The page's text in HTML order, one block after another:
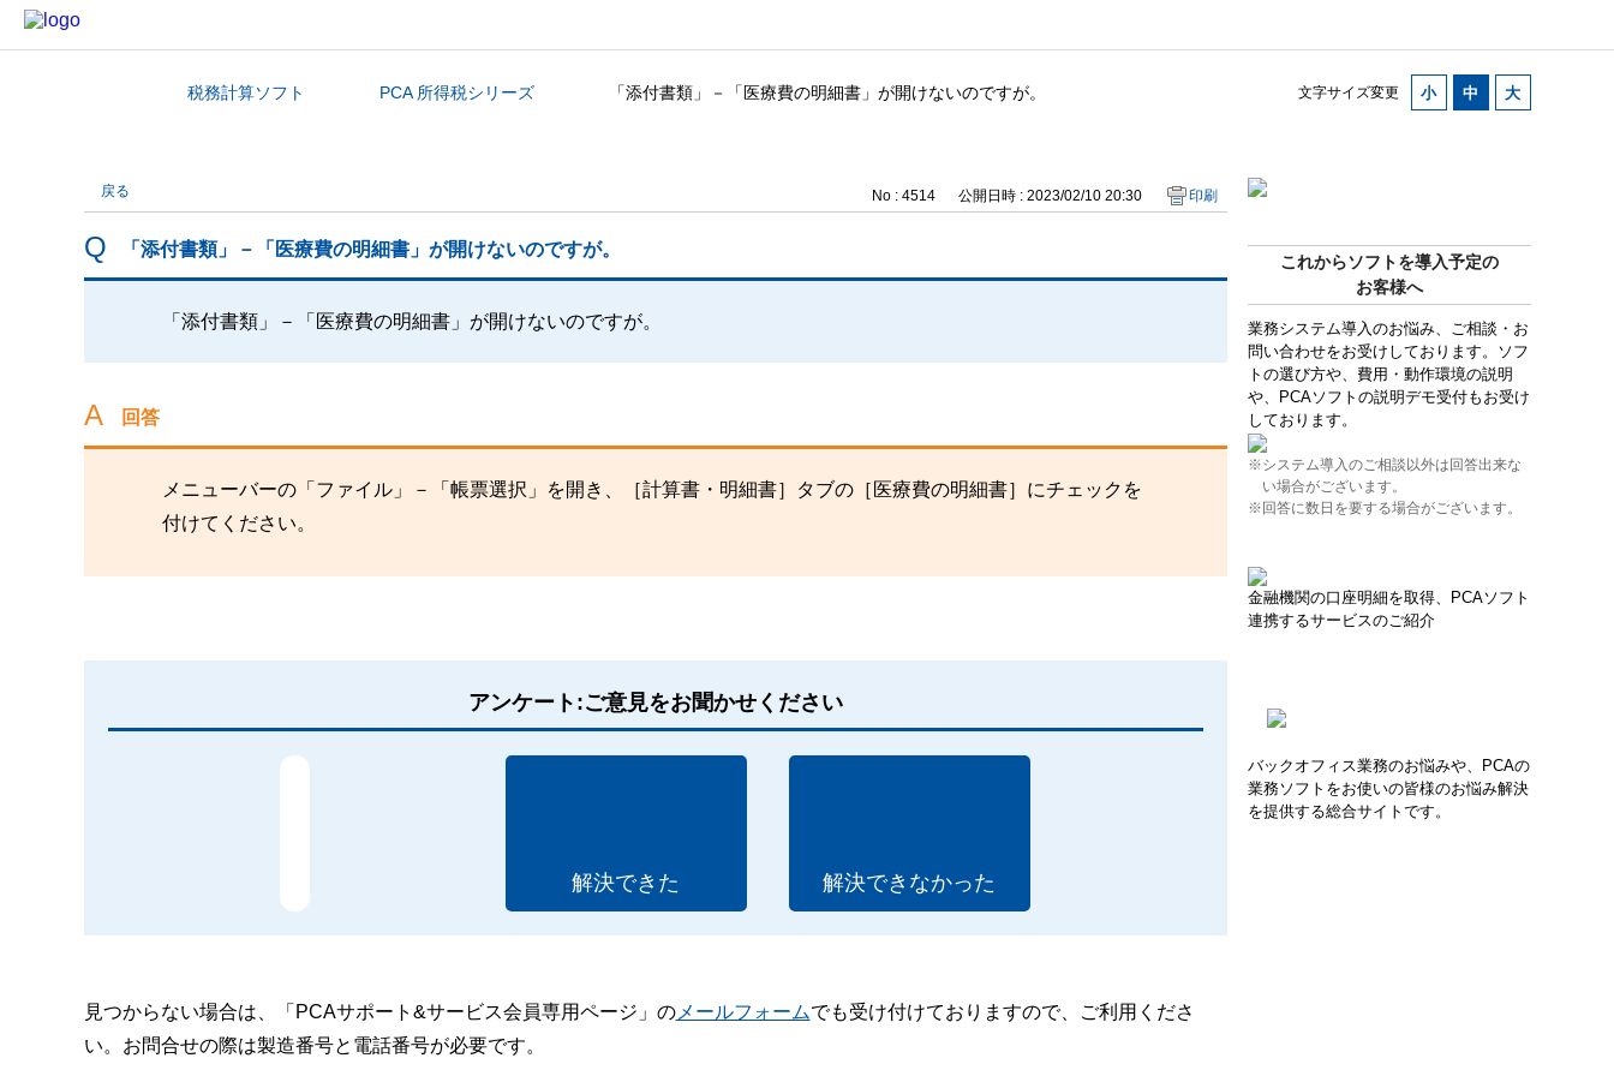
文字サイズ変更
カテゴリから探す税務計算ソフト PCA 所得税シリーズ 「添付書類」－「医療費の明細書」が開けないのですが。
これからソフトを導入予定の
お客様へ
業務システム導入のお悩み、ご相談・お
問い合わせをお受けしております。ソフ
トの選び方や、費用・動作環境の説明
や、PCAソフトの説明デモ受付もお受け
しております。
※システム導入のご相談以外は回答出来な
い場合がございます。
※回答に数日を要する場合がございます。
金融機関の口座明細を取得、PCAソフト
連携するサービスのご紹介
バックオフィス業務のお悩みや、PCAの
業務ソフトをお使いの皆様のお悩み解決
を提供する総合サイトです。
戻る No : 4514 公開日時 : 2023/02/10 20:30 印刷
「添付書類」－「医療費の明細書」が開けないのですが。
「添付書類」－「医療費の明細書」が開けないのですが。
回答
メニューバーの「ファイル」－「帳票選択」を開き、［計算書・明細書］タブの［医療費の明細書］にチェックを
付けてください。
アンケート:ご意見をお聞かせください
解決できた 解決できなかった
見つからない場合は、「PCAサポート&サービス会員専用ページ」のメールフォームでも受け付けておりますので、ご利用くださ
い。お問合せの際は製造番号と電話番号が必要です。